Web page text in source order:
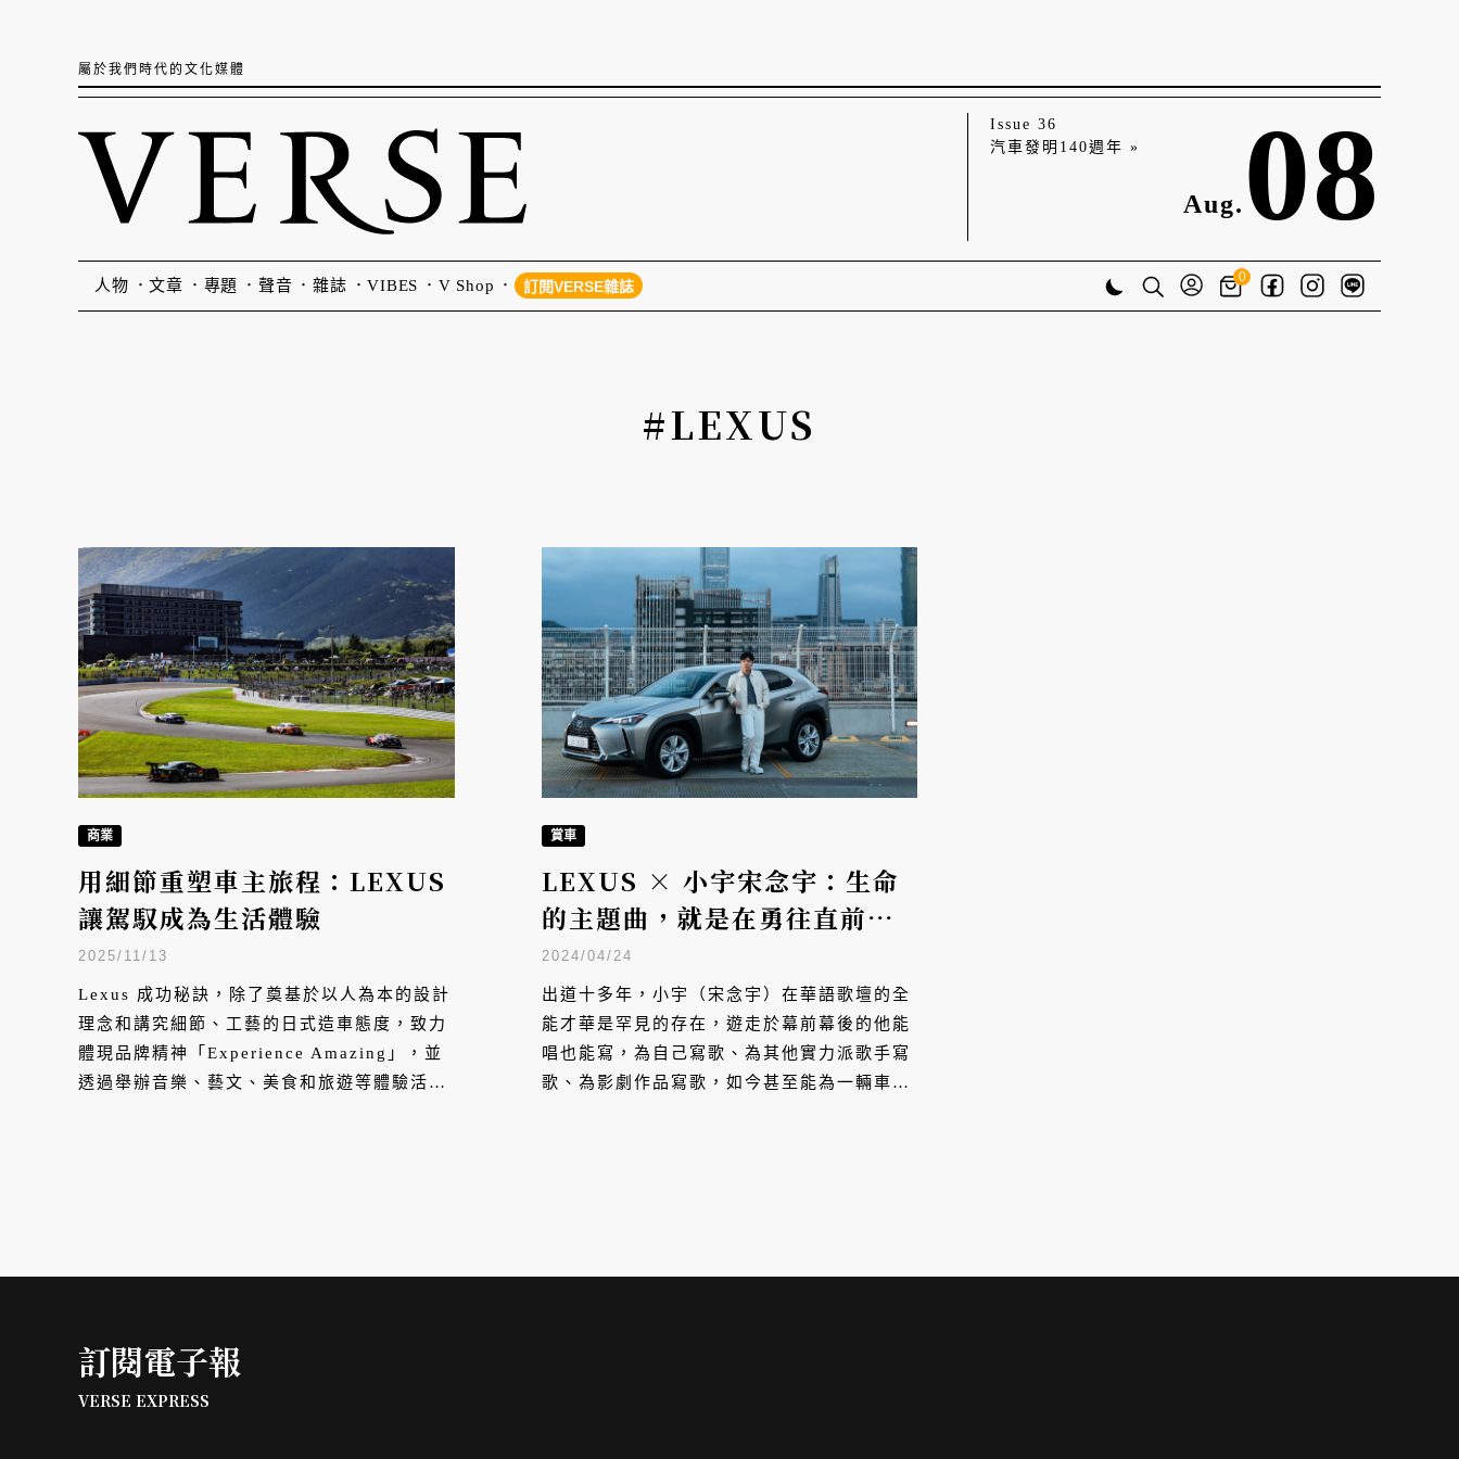
屬於我們時代的文化媒體
Issue 36
汽車發明140週年 »
Aug. 08
人物 文章 專題 聲音 雜誌 VIBES V Shop 訂閱VERSE雜誌
0
#LEXUS
商業
用細節重塑車主旅程：LEXUS
讓駕馭成為生活體驗
2025/11/13
Lexus 成功秘訣，除了奠基於以人為本的設計
理念和講究細節、工藝的日式造車態度，致力
體現品牌精神「Experience Amazing」，並
透過舉辦音樂、藝文、美食和旅遊等體驗活動
賞車
LEXUS × 小宇宋念宇：生命
的主題曲，就是在勇往直前裡
尋求穩定
2024/04/24
出道十多年，小宇（宋念宇）在華語歌壇的全
能才華是罕見的存在，遊走於幕前幕後的他能
唱也能寫，為自己寫歌、為其他實力派歌手寫
歌、為影劇作品寫歌，如今甚至能為一輛車而
訂閱電子報
VERSE EXPRESS